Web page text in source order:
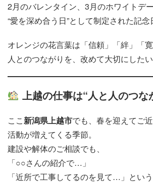
2月のバレンタイン、3月のホワイトデー
“愛を深め合う日”として制定された記念
オレンジの花言葉は「信頼」「絆」「寛
人とのつながりを、改めて大切にしたい
上越の仕事は“人と人のつな
ここ新潟県上越市でも、春を迎えてご
活動が増えてくる季節。
建設や解体のご相談でも、
「○○さんの紹介で…」
「近所で工事してるのを見て…」とい